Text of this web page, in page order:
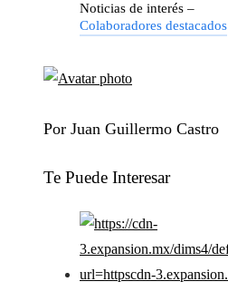
Noticias de interés –
Colaboradores destacados
Por Juan Guillermo Castro
Te Puede Interesar